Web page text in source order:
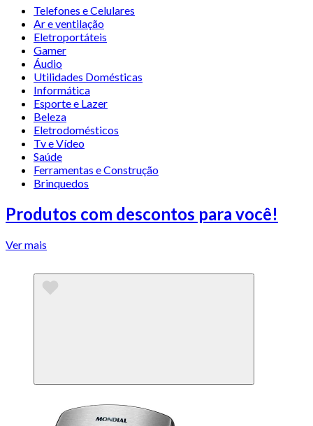
Telefones e Celulares
Ar e ventilação
Eletroportáteis
Gamer
Áudio
Utilidades Domésticas
Informática
Esporte e Lazer
Beleza
Eletrodomésticos
Tv e Vídeo
Saúde
Ferramentas e Construção
Brinquedos
Produtos com descontos para você!
Ver mais